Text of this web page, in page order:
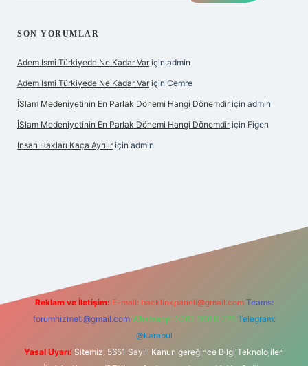
SON YORUMLAR
Adem Ismi Türkiyede Ne Kadar Var için admin
Adem Ismi Türkiyede Ne Kadar Var için Cemre
İSlam Medeniyetinin En Parlak Dönemi Hangi Dönemdir için admin
İSlam Medeniyetinin En Parlak Dönemi Hangi Dönemdir için Figen
Insan Hakları Kaça Ayrılır için admin
Reklam ve İletişim: E-mail: backlinkpaneli@gmail.com Teams:
forumhizmeti@gmail.com Whatsapp: 0262 606 0 726 Telegram:
@karabul
Yasal Uyarı: Sitemiz, 5651 Sayılı Kanun gereğince Bilgi Teknolojileri